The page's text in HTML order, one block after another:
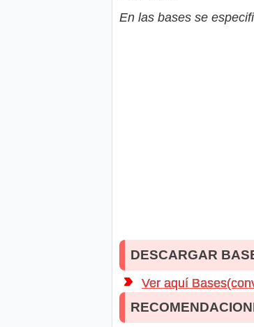
En las bases se
DESCARGAR
Ver aquí